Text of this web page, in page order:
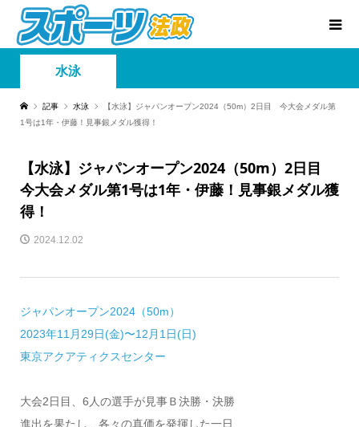
水泳
記事 水泳
【水泳】ジャパンオープン2024（50m）2日目 今大会メダル第
1号は1年・伊藤！見事銀メダル獲得！
【水泳】ジャパンオープン2024（50m）2日目
今大会メダル第1号は1年・伊藤！見事銀メダル獲
得！
2024.12.02
ジャパンオープン2024（50m）
2023年11月29日(金)〜12月1日(日)
東京アクアティクスセンター
大会2日目、6人の選手が見事Ｂ決勝・決勝
進出を果たし、各々の真価を発揮した一日